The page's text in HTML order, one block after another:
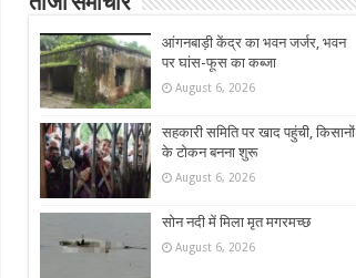
आंगनबाड़ी केंद्र का भवन जर्जर, भवन
पर घांस-फूस का कब्जा
August 6, 2026
सहकारी समिति पर खाद पहुंची, किसानों
के टोकन बनना शुरू
August 6, 2026
सोन नदी में मिला मृत मगरमच्छ
August 6, 2026